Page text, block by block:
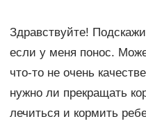
Здравствуйте!
если у меня понос.
что-то не очень
нужно ли прекращать
лечиться и кормить